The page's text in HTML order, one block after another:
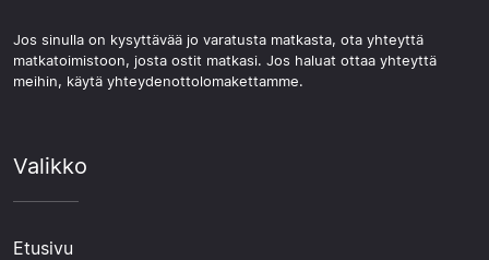
Jos sinulla on kysyttävää jo varatusta matkasta, ota yhteyttä
matkatoimistoon, josta ostit matkasi. Jos haluat ottaa yhteyttä
meihin, käytä yhteydenottolomakettamme.
Valikko
Etusivu